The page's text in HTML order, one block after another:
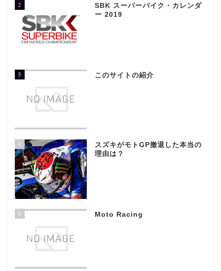
2
SBK スーパーバイク・カレンダ
ー 2019
3 このサイトの紹介
4
スズキがモトGP撤退した本当の
理由は？
5 Moto Racing